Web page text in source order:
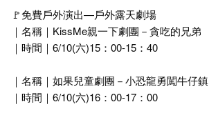
🚩免費戶外演出—戶外露天劇場
｜名稱｜KissMe親一下劇團－貪吃的兄弟
｜時間｜6/10(六)15：00-15：40
｜名稱｜如果兒童劇團－小恐龍勇闖牛仔鎮
｜時間｜6/10(六)16：00-17：00